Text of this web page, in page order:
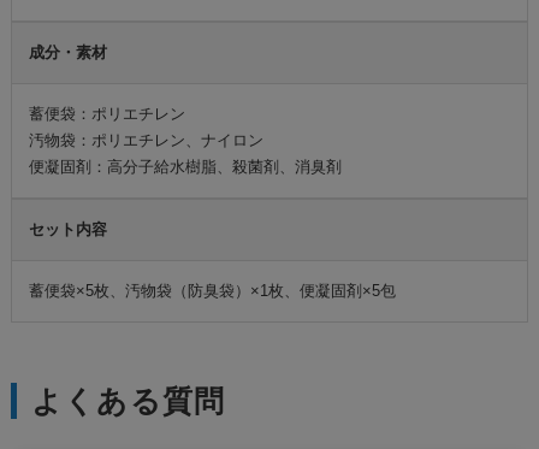
成分・素材
蓄便袋：ポリエチレン
汚物袋：ポリエチレン、ナイロン
便凝固剤：高分子給水樹脂、殺菌剤、消臭剤
セット内容
蓄便袋×5枚、汚物袋（防臭袋）×1枚、便凝固剤×5包
よくある質問